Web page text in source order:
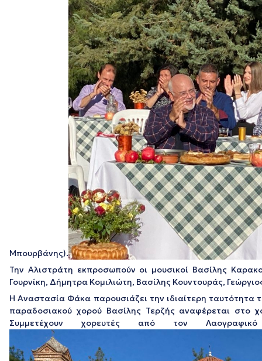
Μπουρβάνης).
Την Αλιστράτη εκπροσωπούν οι μουσικοί Βασίλης
Γουρνίκη, Δήμητρα Κομιλιώτη, Βασίλης Κουντουράς,
Η Αναστασία Φάκα παρουσιάζει την ιδιαίτερη ταυτότητα
παραδοσιακού χορού Βασίλης Τερζής αναφέρεται στο
Συμμετέχουν χορευτές από τον